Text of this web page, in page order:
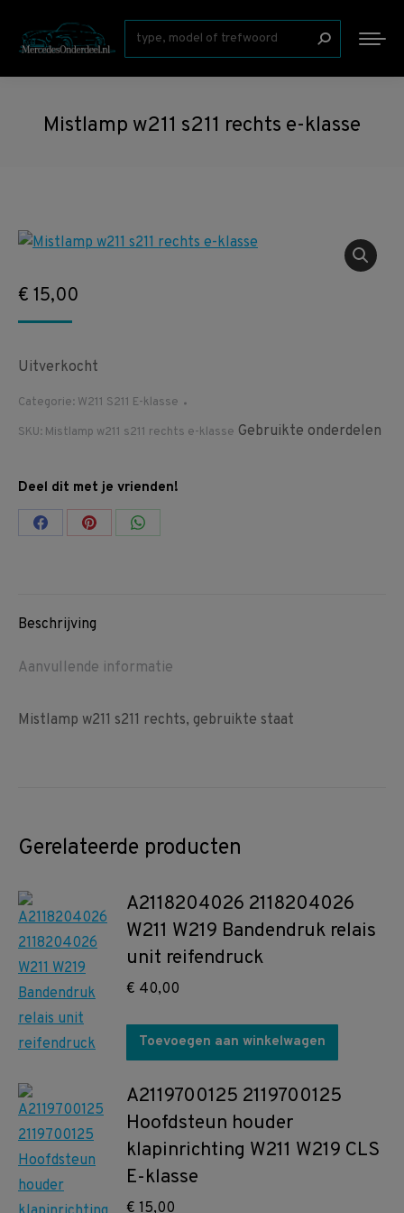
Zoeken:
Mistlamp w211 s211 rechts e-klasse
€ 15,00
Uitverkocht
Categorie: W211 S211 E-klasse
SKU: Mistlamp w211 s211 rechts e-klasse Gebruikte onderdelen
Deel dit met je vrienden!
Share Share Share
Beschrijving
Aanvullende informatie
Mistlamp w211 s211 rechts, gebruikte staat
Gerelateerde producten
A2118204026 2118204026
W211 W219 Bandendruk relais
unit reifendruck
€ 40,00
Toevoegen aan winkelwagen
A2119700125 2119700125
Hoofdsteun houder
klapinrichting W211 W219 CLS
E-klasse
€ 15,00